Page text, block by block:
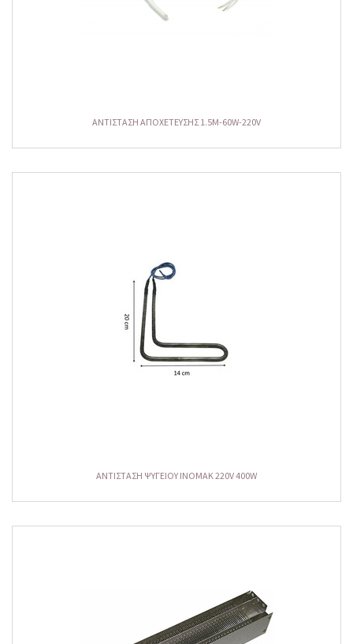
ΑΝΤΙΣΤΑΣΗ ΑΠΟΧΕΤΕΥΣΗΣ 1.5M-60W-220V
ΑΝΤΙΣΤΑΣΗ ΨΥΓΕΙΟΥ ΙΝΟΜΑΚ 220V 400W